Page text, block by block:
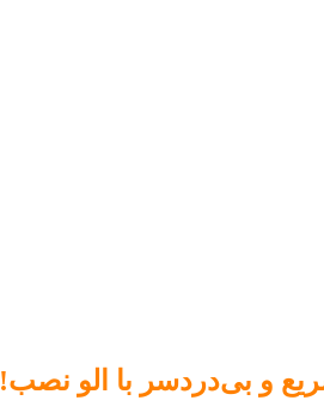
و بی‌دردسر با الو نصب!